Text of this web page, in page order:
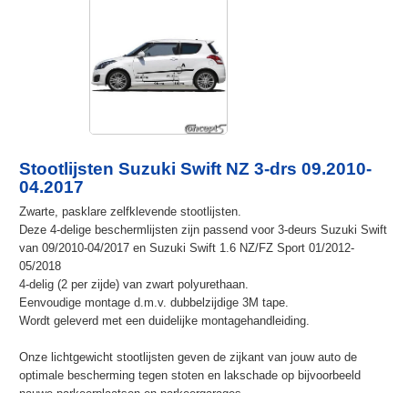
Stootlijsten Suzuki Swift NZ 3-drs 09.2010-
04.2017
Zwarte, pasklare zelfklevende stootlijsten.
Deze 4-delige beschermlijsten zijn passend voor 3-deurs Suzuki Swift
van 09/2010-04/2017 en Suzuki Swift 1.6 NZ/FZ Sport 01/2012-
05/2018
4-delig (2 per zijde) van zwart polyurethaan.
Eenvoudige montage d.m.v. dubbelzijdige 3M tape.
Wordt geleverd met een duidelijke montagehandleiding.
Onze lichtgewicht stootlijsten geven de zijkant van jouw auto de
optimale bescherming tegen stoten en lakschade op bijvoorbeeld